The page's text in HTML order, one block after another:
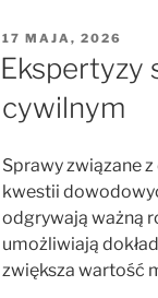
OPUBLIKOWANE
W
17 MAJA, 2026
Ekspertyzy
cywilnym
Sprawy związane
kwestii
odgrywają ważną
umożliwiają
zwiększa wartość